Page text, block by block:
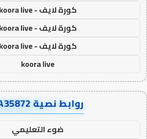
كورة لايف - koora live
كورة لايف - koora live
كورة لايف - koora live
koora live
روابط نصية AA35872
ضوء التعليمي